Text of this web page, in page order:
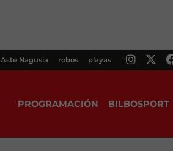
Aste Nagusia robos playas
PROGRAMACIÓN BILBOSPORT